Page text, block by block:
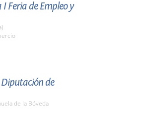
Feria de Empleo y
de
de la Bóveda